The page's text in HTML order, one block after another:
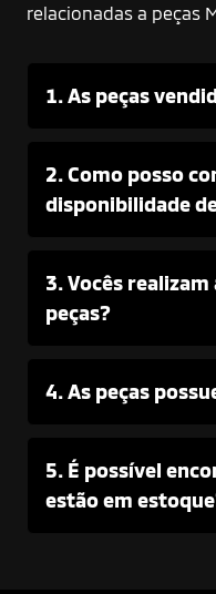
relacionadas a peças
1. As peças
2. Como posso
disponibilidade
3. Vocês
peças?
4. As peças
5. É possível
estão em